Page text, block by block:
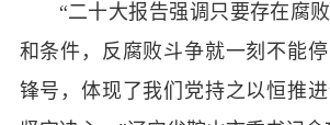
“二十大报告强调只要存在腐
和条件，反腐败斗争就一刻不能
锋号，体现了我们党持之以恒推